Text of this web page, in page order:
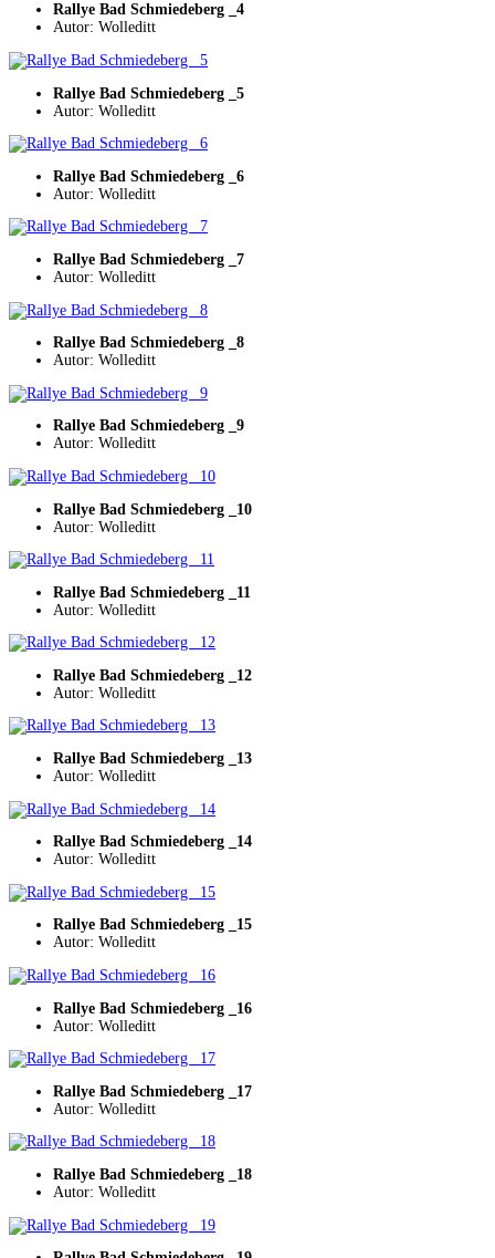
Rallye Bad Schmiedeberg _4
Autor: Wolleditt
Rallye Bad Schmiedeberg _5
Autor: Wolleditt
Rallye Bad Schmiedeberg _6
Autor: Wolleditt
Rallye Bad Schmiedeberg _7
Autor: Wolleditt
Rallye Bad Schmiedeberg _8
Autor: Wolleditt
Rallye Bad Schmiedeberg _9
Autor: Wolleditt
Rallye Bad Schmiedeberg _10
Autor: Wolleditt
Rallye Bad Schmiedeberg _11
Autor: Wolleditt
Rallye Bad Schmiedeberg _12
Autor: Wolleditt
Rallye Bad Schmiedeberg _13
Autor: Wolleditt
Rallye Bad Schmiedeberg _14
Autor: Wolleditt
Rallye Bad Schmiedeberg _15
Autor: Wolleditt
Rallye Bad Schmiedeberg _16
Autor: Wolleditt
Rallye Bad Schmiedeberg _17
Autor: Wolleditt
Rallye Bad Schmiedeberg _18
Autor: Wolleditt